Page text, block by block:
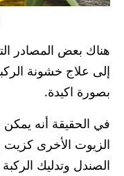
هناك بعض المصادر
إلى علاج خشونة
بصورة اكيدة.
في الحقيقة أنه
الزيوت الأخرى
الصندل وتدليك